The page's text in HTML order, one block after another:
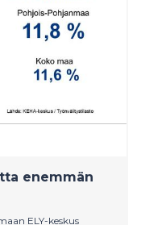
enemmän
ELY-keskus